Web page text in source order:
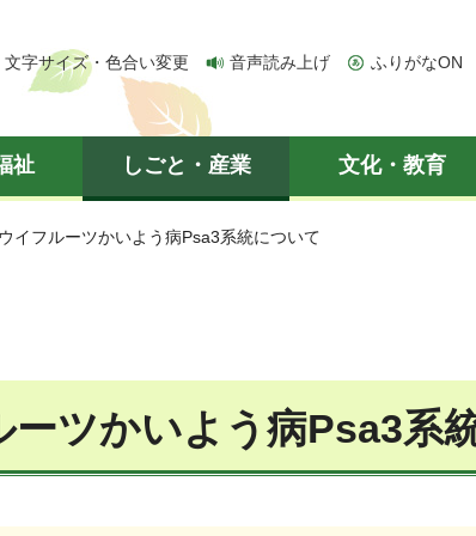
文字サイズ・色合い変更 音声読み上げ ふりがなON
祉 しごと・産業 文化・教育
イフルーツかいよう病Psa3系統について
ーツかいよう病Psa3系